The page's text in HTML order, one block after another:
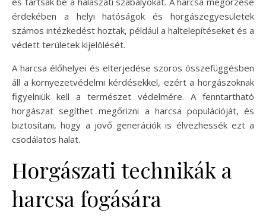
érdekében a helyi hatóságok és horgászegyesületek
számos intézkedést hoztak, például a haltelepítéseket és a
védett területek kijelölését.
A harcsa élőhelyei és elterjedése szoros összefüggésben
áll a környezetvédelmi kérdésekkel, ezért a horgászoknak
figyelniük kell a természet védelmére. A fenntartható
horgászat segíthet megőrizni a harcsa populációját, és
biztosítani, hogy a jövő generációk is élvezhessék ezt a
csodálatos halat.
Horgászati technikák a
harcsa fogására